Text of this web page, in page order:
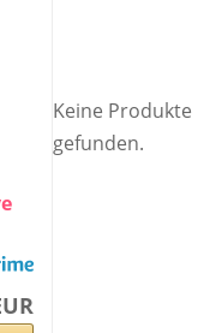
Keine Produkte
gefunden.